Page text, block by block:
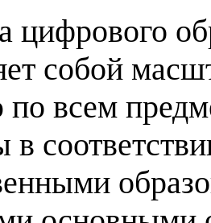
цифрового
собой
по всем
в